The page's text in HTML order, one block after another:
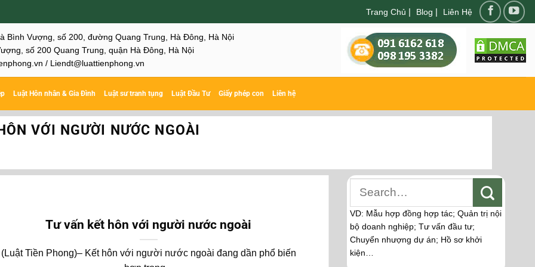
Trang Chủ | Blog | Liên Hệ
Bình Vượng, số 200, đường Quang Trung, Hà Đông, Hà Nội
số 200 Quang Trung, quận Hà Đông, Hà Nội
/ Liendt@luattienphong.vn
Luật Hôn nhân & Gia Đình Luật sư tranh tụng Luật Đầu Tư Giấy phép con Liên hệ
VỚI NGƯỜI NƯỚC NGOÀI
Tư vấn kết hôn với người nước ngoài
(Luật Tiền Phong)– Kết hôn với người nước ngoài đang dần phổ biến
VD: Mẫu hợp đồng hợp tác; Quản trị nội
bộ doanh nghiệp; Tư vấn đầu tư;
Chuyển nhượng dự án; Hồ sơ khởi
kiện…